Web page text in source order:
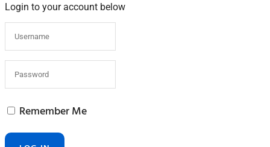
Login to your account below
Remember Me